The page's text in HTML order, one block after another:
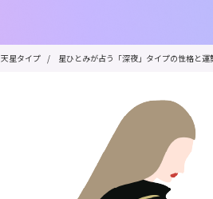
天星タイプ / 星ひとみが占う「深夜」タイプの性格と運